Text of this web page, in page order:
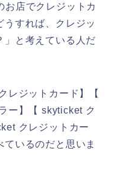
お店でクレジットカ
うすれば、クレジッ
」と考えている人だ
レジットカード】【
ー】【 skyticket ク
クレジットカー
いるのだと思いま